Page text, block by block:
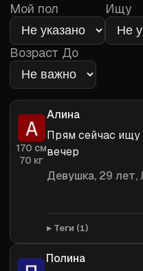
Мой пол Ищу
Возраст До
170 см
70 кг
Алина
Прям сейчас ищу
вечер
Девушка, 29 лет,
Теги (1)
Полина